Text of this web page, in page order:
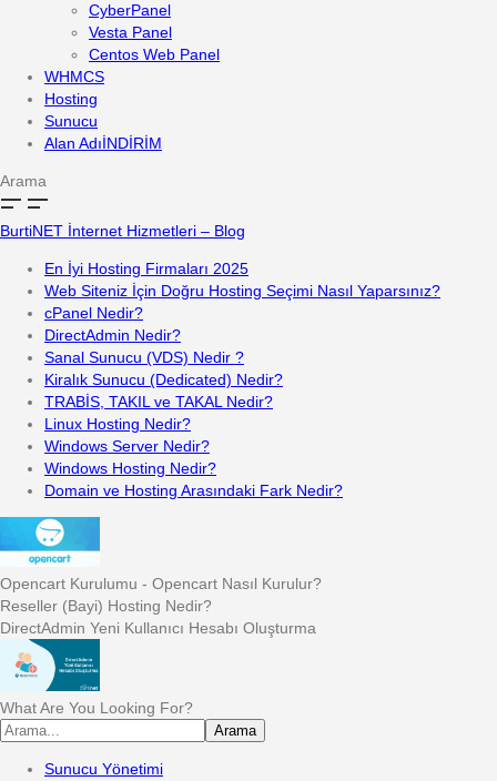
CyberPanel
Vesta Panel
Centos Web Panel
WHMCS
Hosting
Sunucu
Alan AdıİNDİRİM
Arama
BurtiNET İnternet Hizmetleri – Blog
En İyi Hosting Firmaları 2025
Web Siteniz İçin Doğru Hosting Seçimi Nasıl Yaparsınız?
cPanel Nedir?
DirectAdmin Nedir?
Sanal Sunucu (VDS) Nedir ?
Kiralık Sunucu (Dedicated) Nedir?
TRABİS, TAKIL ve TAKAL Nedir?
Linux Hosting Nedir?
Windows Server Nedir?
Windows Hosting Nedir?
Domain ve Hosting Arasındaki Fark Nedir?
Opencart Kurulumu - Opencart Nasıl Kurulur?
Reseller (Bayi) Hosting Nedir?
DirectAdmin Yeni Kullanıcı Hesabı Oluşturma
What Are You Looking For?
Arama
Sunucu Yönetimi